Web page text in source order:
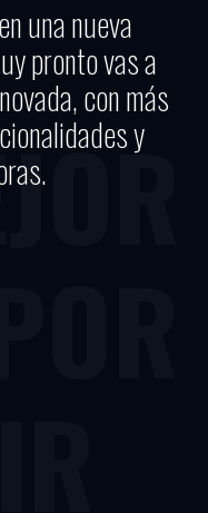
una nueva
pronto vas a
con más
y